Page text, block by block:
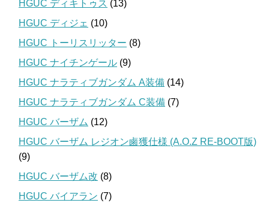
HGUC ディキトゥス (13)
HGUC ディジェ (10)
HGUC トーリスリッター (8)
HGUC ナイチンゲール (9)
HGUC ナラティブガンダム A装備 (14)
HGUC ナラティブガンダム C装備 (7)
HGUC バーザム (12)
HGUC バーザム レジオン鹵獲仕様 (A.O.Z RE-BOOT版)
(9)
HGUC バーザム改 (8)
HGUC バイアラン (7)